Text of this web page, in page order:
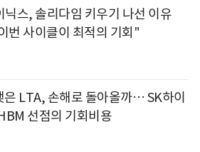
닉스, 솔리다임 키우기 나선 이유
사이클이 최적의 기회"
은 LTA, 손해로 돌아올까… SK하이
선점의 기회비용